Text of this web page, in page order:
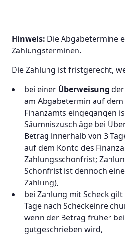
Hinweis: Die Abgabetermine
Zahlungsterminen.
Die Zahlung ist fristgerecht,
bei einer Überweisung
am Abgabetermin auf dem
Finanzamts eingegangen
Säumniszuschläge bei
Betrag innerhalb von 3
auf dem Konto des
Zahlungsschonfrist;
Schonfrist ist dennoch
Zahlung),
bei Zahlung mit Scheck
Tage nach
wenn der Betrag früher
gutgeschrieben wird,